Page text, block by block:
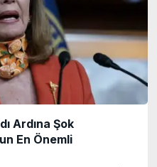
Ardına Şok
En Önemli